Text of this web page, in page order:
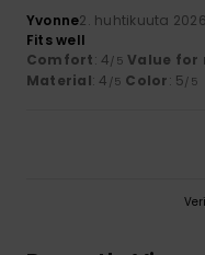
Yvonne2. huhtikuuta 2026
Fits well
Comfort: 4/5 Value for
Material: 4 /5 Color: 5/5